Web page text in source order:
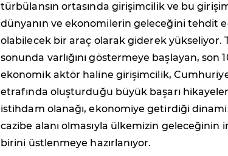
türbülansın ortasında girişimcilik ve bu
dünyanın ve ekonomilerin geleceğini tehdit
olabilecek bir araç olarak giderek yükseliyor.
sonunda varlığını göstermeye başlayan, son
ekonomik aktör haline girişimcilik,
etrafında oluşturduğu büyük başarı
istihdam olanağı, ekonomiye getirdiği
cazibe alanı olmasıyla ülkemizin geleceğinin
birini üstlenmeye hazırlanıyor.